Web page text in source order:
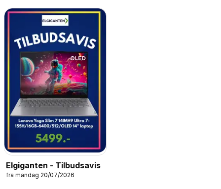
Elgiganten - Tilbudsavis
fra mandag 20/07/2026